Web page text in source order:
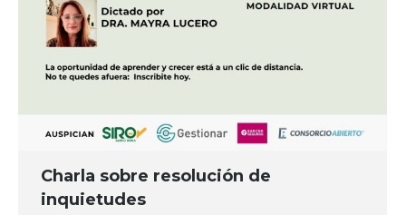
Charla sobre resolución de
inquietudes